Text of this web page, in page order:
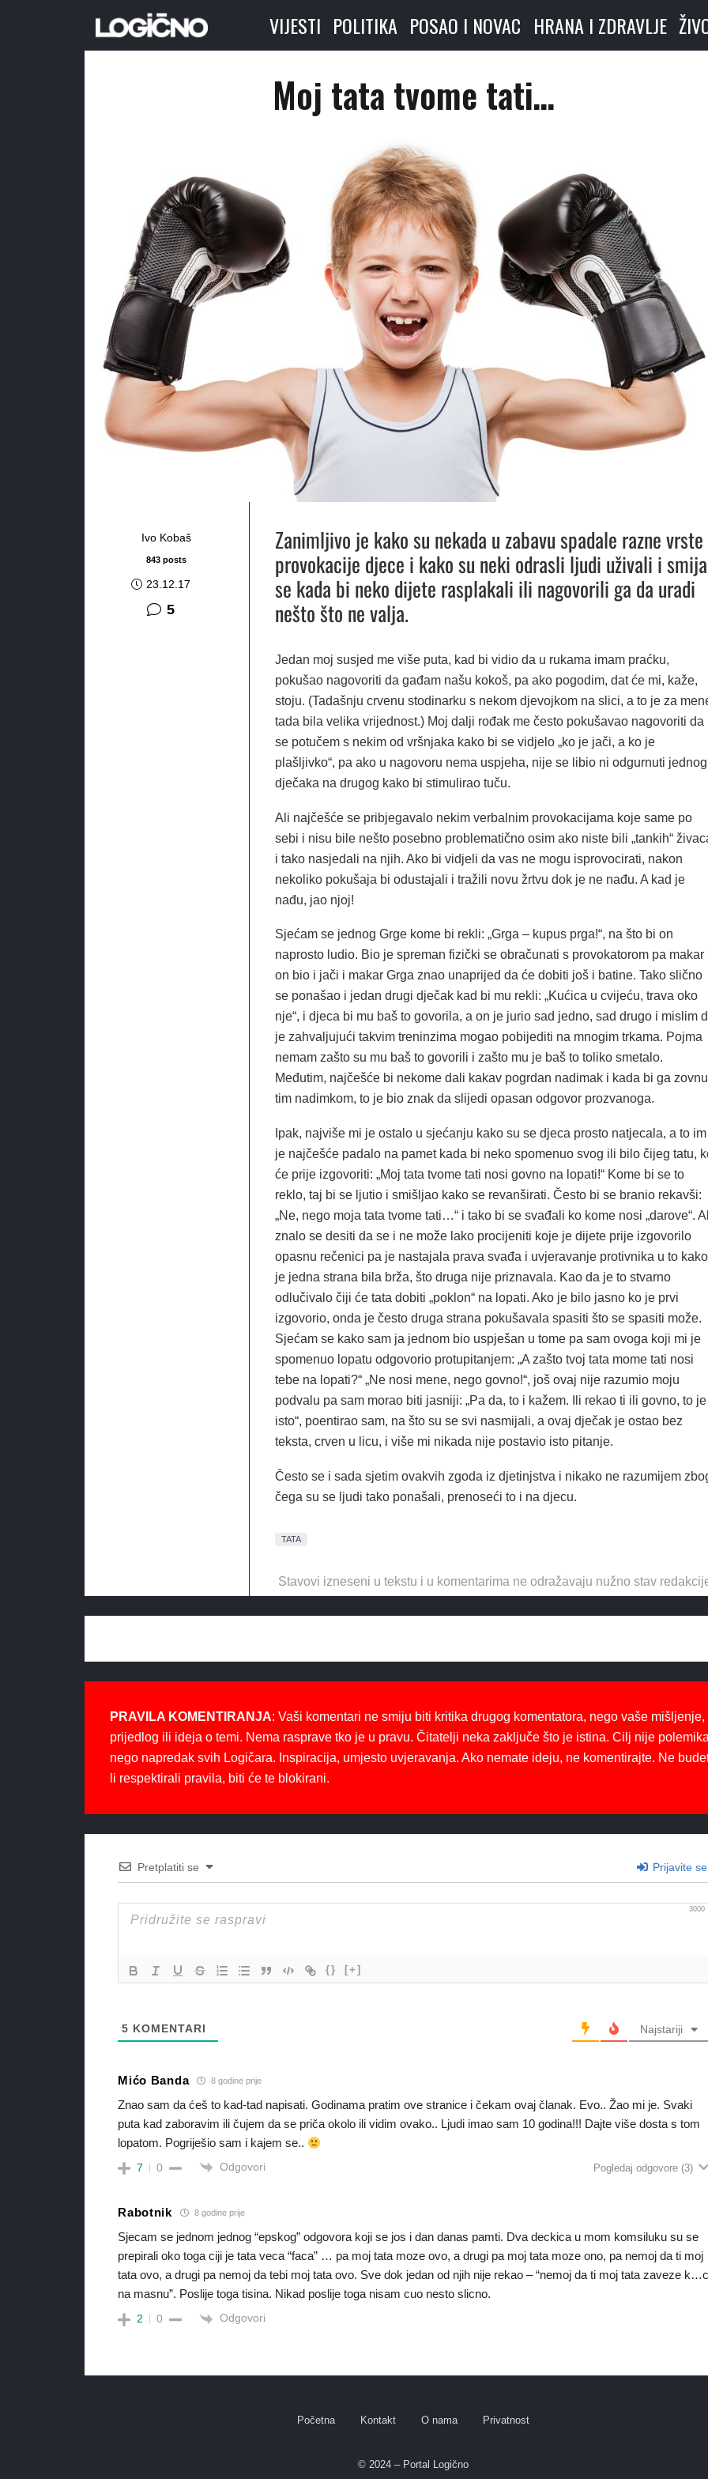
VIJESTI POLITIKA POSAO I NOVAC HRANA I ZDRAVLJE
Moj tata tvome tati…
Ivo Kobaš
843 posts
23.12.17
5komentara
Zanimljivo je kako su nekada u zabavu spadale razne vrste
provokacije djece i kako su neki odrasli ljudi uživali i
se kada bi neko dijete rasplakali ili nagovorili ga da uradi
nešto što ne valja.
Jedan moj susjed me više puta, kad bi vidio da u rukama imam praćku,
pokušao nagovoriti da gađam našu kokoš, pa ako pogodim, dat će mi, kaže,
stoju. (Tadašnju crvenu stodinarku s nekom djevojkom na slici, a to je za
tada bila velika vrijednost.) Moj dalji rođak me često pokušavao nagovoriti da
se potučem s nekim od vršnjaka kako bi se vidjelo „ko je jači, a ko je
plašljivko“, pa ako u nagovoru nema uspjeha, nije se libio ni odgurnuti jednog
dječaka na drugog kako bi stimulirao tuču.
Ali najčešće se pribjegavalo nekim verbalnim provokacijama koje same po
sebi i nisu bile nešto posebno problematično osim ako niste bili „tankih“
i tako nasjedali na njih. Ako bi vidjeli da vas ne mogu isprovocirati, nakon
nekoliko pokušaja bi odustajali i tražili novu žrtvu dok je ne nađu. A kad je
nađu, jao njoj!
Sjećam se jednog Grge kome bi rekli: „Grga – kupus prga!“, na što bi on
naprosto ludio. Bio je spreman fizički se obračunati s provokatorom pa makar
on bio i jači i makar Grga znao unaprijed da će dobiti još i batine. Tako slično
se ponašao i jedan drugi dječak kad bi mu rekli: „Kućica u cvijeću, trava oko
nje“, i djeca bi mu baš to govorila, a on je jurio sad jedno, sad drugo i mislim
je zahvaljujući takvim treninzima mogao pobijediti na mnogim trkama. Pojma
nemam zašto su mu baš to govorili i zašto mu je baš to toliko smetalo.
Međutim, najčešće bi nekome dali kakav pogrdan nadimak i kada bi ga
tim nadimkom, to je bio znak da slijedi opasan odgovor prozvanoga.
Ipak, najviše mi je ostalo u sjećanju kako su se djeca prosto natjecala, a to im
je najčešće padalo na pamet kada bi neko spomenuo svog ili bilo čijeg tatu,
će prije izgovoriti: „Moj tata tvome tati nosi govno na lopati!“ Kome bi se to
reklo, taj bi se ljutio i smišljao kako se revanširati. Često bi se branio rekavši:
„Ne, nego moja tata tvome tati…“ i tako bi se svađali ko kome nosi „darove“.
znalo se desiti da se i ne može lako procijeniti koje je dijete prije izgovorilo
opasnu rečenici pa je nastajala prava svađa i uvjeravanje protivnika u to kako
je jedna strana bila brža, što druga nije priznavala. Kao da je to stvarno
odlučivalo čiji će tata dobiti „poklon“ na lopati. Ako je bilo jasno ko je prvi
izgovorio, onda je često druga strana pokušavala spasiti što se spasiti može.
Sjećam se kako sam ja jednom bio uspješan u tome pa sam ovoga koji mi je
spomenuo lopatu odgovorio protupitanjem: „A zašto tvoj tata mome tati nosi
tebe na lopati?“ „Ne nosi mene, nego govno!“, još ovaj nije razumio moju
podvalu pa sam morao biti jasniji: „Pa da, to i kažem. Ili rekao ti ili govno, to je
isto“, poentirao sam, na što su se svi nasmijali, a ovaj dječak je ostao bez
teksta, crven u licu, i više mi nikada nije postavio isto pitanje.
Često se i sada sjetim ovakvih zgoda iz djetinjstva i nikako ne razumijem
čega su se ljudi tako ponašali, prenoseći to i na djecu.
TATA
Stavovi izneseni u tekstu i u komentarima ne odražavaju nužno stav
PRAVILA KOMENTIRANJA: Vaši komentari ne smiju biti kritika drugog komentatora, nego vaše mišljenje,
prijedlog ili ideja o temi. Nema rasprave tko je u pravu. Čitatelji neka zaključe što je istina. Cilj nije
nego napredak svih Logičara. Inspiracija, umjesto uvjeravanja. Ako nemate ideju, ne komentirajte. Ne
li respektirali pravila, biti će te blokirani.
Pretplatiti se Prijavite se
3000
{} [+]
5 KOMENTARI Najstariji
Mićo Banda 8 godine prije
Znao sam da ćeš to kad-tad napisati. Godinama pratim ove stranice i čekam ovaj članak. Evo.. Žao mi je. Svaki
puta kad zaboravim ili čujem da se priča okolo ili vidim ovako.. Ljudi imao sam 10 godina!!! Dajte više dosta s tom
lopatom. Pogriješio sam i kajem se..
7 0 Odgovori Pogledaj odgovore (3)
Rabotnik 8 godine prije
Sjecam se jednom jednog “epskog” odgovora koji se jos i dan danas pamti. Dva deckica u mom komsiluku su se
prepirali oko toga ciji je tata veca “faca” … pa moj tata moze ovo, a drugi pa moj tata moze ono, pa nemoj da ti moj
tata ovo, a drugi pa nemoj da tebi moj tata ovo. Sve dok jedan od njih nije rekao – “nemoj da ti moj tata zaveze
na masnu”. Poslije toga tisina. Nikad poslije toga nisam cuo nesto slicno.
2 0 Odgovori
Početna Kontakt O nama Privatnost
© 2024 – Portal Logično